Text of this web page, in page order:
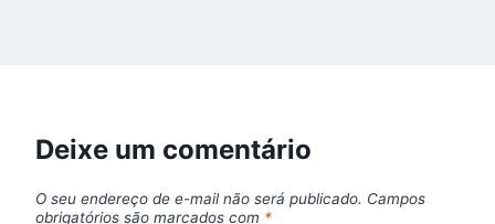
Deixe um comentário
O seu endereço de e-mail não será publicado. Campos
obrigatórios são marcados com *